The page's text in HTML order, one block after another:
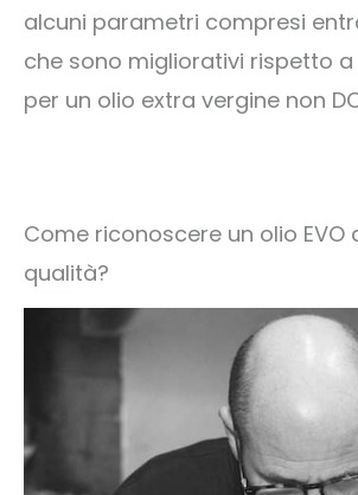
alcuni parametri compresi
che sono migliorativi rispetto a
per un olio extra vergine non
Come riconoscere un olio EVO
qualità?